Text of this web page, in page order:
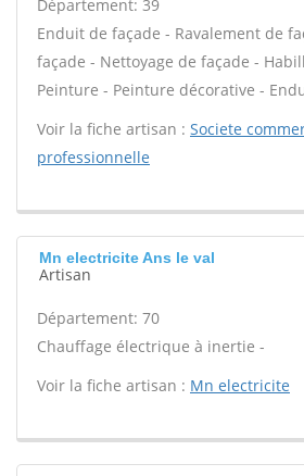
Département: 39
Enduit de façade - Ravalement de
façade - Nettoyage de façade -
Peinture - Peinture décorative -
Voir la fiche artisan : Societe
professionnelle
Mn electricite Ans le val
Artisan
Département: 70
Chauffage électrique à inertie -
Voir la fiche artisan : Mn electricite